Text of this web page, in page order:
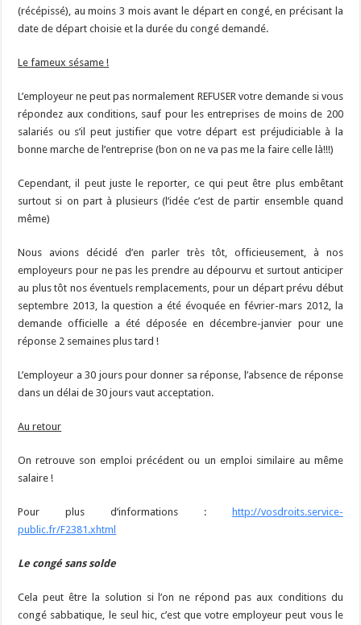
(récépissé), au moins 3 mois avant le départ en congé, en précisant la
date de départ choisie et la durée du congé demandé.
Le fameux sésame !
L’employeur ne peut pas normalement REFUSER votre demande si vous
répondez aux conditions, sauf pour les entreprises de moins de 200
salariés ou s’il peut justifier que votre départ est préjudiciable à la
bonne marche de l’entreprise (bon on ne va pas me la faire celle là!!!)
Cependant, il peut juste le reporter, ce qui peut être plus embêtant
surtout si on part à plusieurs (l’idée c’est de partir ensemble quand
même)
Nous avions décidé d’en parler très tôt, officieusement, à nos
employeurs pour ne pas les prendre au dépourvu et surtout anticiper
au plus tôt nos éventuels remplacements, pour un départ prévu début
septembre 2013, la question a été évoquée en février-mars 2012, la
demande officielle a été déposée en décembre-janvier pour une
réponse 2 semaines plus tard !
L’employeur a 30 jours pour donner sa réponse, l’absence de réponse
dans un délai de 30 jours vaut acceptation.
Au retour
On retrouve son emploi précédent ou un emploi similaire au même
salaire !
Pour plus d’informations :
http://vosdroits.service-
public.fr/F2381.xhtml
Le congé sans solde
Cela peut être la solution si l’on ne répond pas aux conditions du
congé sabbatique, le seul hic, c’est que votre employeur peut vous le